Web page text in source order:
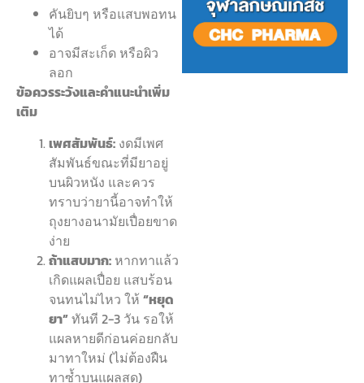
คันยิบๆ หรือแสบพอทน
ได้
อาจมีสะเก็ด หรือผิว
ลอก
ข้อควรระวังและคำแนะนำเพิ่ม
เติม
เพศสัมพันธ์: งดมีเพศ
สัมพันธ์ขณะที่มียาอยู่
บนผิวหนัง และควร
ทราบว่ายานี้อาจทำให้
ถุงยางอนามัยเปื่อยขาด
ง่าย
ถ้าแสบมาก: หากทาแล้ว
เกิดแผลเปื่อย แสบร้อน
จนทนไม่ไหว ให้ “หยุด
ยา”ทันที 2-3 วัน รอให้
แผลหายดีก่อนค่อยกลับ
มาทาใหม่ (ไม่ต้องฝืน
ทาซ้ำบนแผลสด)